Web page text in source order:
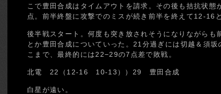
こで豊田合成はタイムアウトを請求。その後も拮抗状
点。前半終盤に攻撃でのミスが続き前半を終えて12-16
後半戦スタート。何度も突き放されそうになりながらも
とか豊田合成についていった。21分過ぎには切越＆須
こまで、最終的には22−29の7点差で敗戦。
北電 22（12-16 10-13））29 豊田合成
白星が遠い。